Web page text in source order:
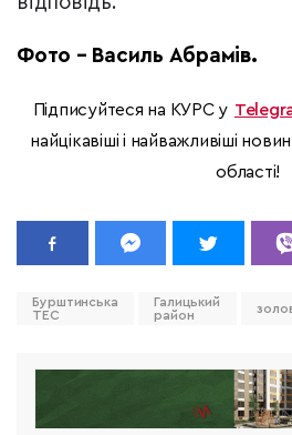
Фото – Василь Абрамів.
Підписуйтеся на КУРС у
найцікавіші і найважливіші
області!
Бурштинська
ТЕС
Галицький
район